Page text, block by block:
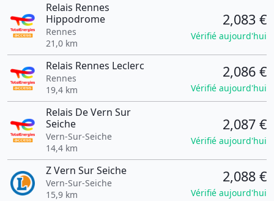
Relais Rennes
Hippodrome
Rennes
21,0 km
2,083 €
Vérifié aujourd'hui
Relais Rennes Leclerc
Rennes
19,4 km
2,086 €
Vérifié aujourd'hui
Relais De Vern Sur
Seiche
Vern-Sur-Seiche
14,4 km
2,087 €
Vérifié aujourd'hui
Z Vern Sur Seiche
Vern-Sur-Seiche
15,9 km
2,088 €
Vérifié aujourd'hui